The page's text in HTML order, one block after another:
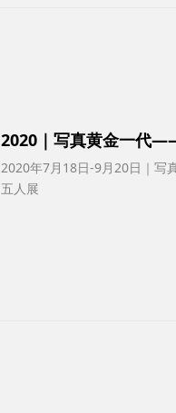
2020｜写真黄金一代
2020年7月18日-9月20日｜
五人展